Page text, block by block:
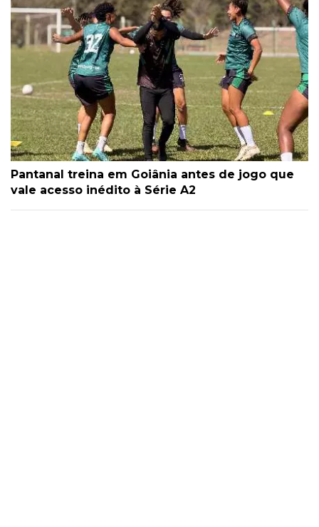
Pantanal treina em Goiânia antes de jogo que
vale acesso inédito à Série A2